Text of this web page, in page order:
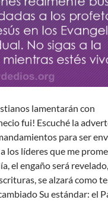
lamentarán con
fui! Escuché la
para ser
los líderes que me
el engaño será
se alzará como
Su estándar: el